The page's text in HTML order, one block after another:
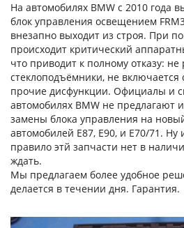
На автомобилях BMW c 2010 года
блок управления освещением
внезапно выходит из строя. При
происходит критический
что приводит к полному отказу:
стеклоподъёмники, не включается
прочие дисфункции. Официалы и
автомобилях BMW не предлагают
замены блока управления на
автомобилей Е87, Е90, и Е70/71. Ну
правило этй запчасти нет в
ждать.
Мы предлагаем более удобное
делается в течении дня. Гарантия.